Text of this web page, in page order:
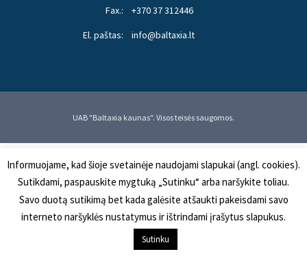
Fax.:
+370 37 312446
El. paštas:
info@baltaxia.lt
UAB "Baltaxia kaunas". Visos teisės saugomos.
Informuojame, kad šioje svetainėje naudojami slapukai (angl. cookies).
Sutikdami, paspauskite mygtuką „Sutinku“ arba naršykite toliau.
Savo duotą sutikimą bet kada galėsite atšaukti pakeisdami savo
interneto naršyklės nustatymus ir ištrindami įrašytus slapukus.
Sutinku